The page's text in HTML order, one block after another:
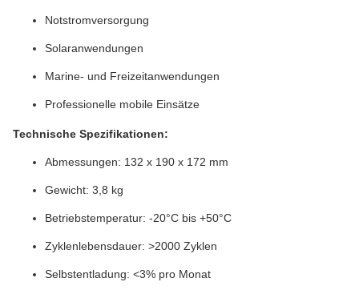
Notstromversorgung
Solaranwendungen
Marine- und Freizeitanwendungen
Professionelle mobile Einsätze
Technische Spezifikationen:
Abmessungen: 132 x 190 x 172 mm
Gewicht: 3,8 kg
Betriebstemperatur: -20°C bis +50°C
Zyklenlebensdauer: >2000 Zyklen
Selbstentladung: <3% pro Monat